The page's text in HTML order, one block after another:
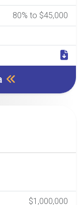
80% to $45,000
$1,000,000